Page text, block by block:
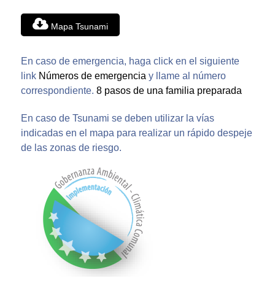
Mapa Tsunami
En caso de emergencia, haga click en el siguiente
link Números de emergencia y llame al número
correspondiente. 8 pasos de una familia preparada
En caso de Tsunami se deben utilizar la vías
indicadas en el mapa para realizar un rápido despeje
de las zonas de riesgo.